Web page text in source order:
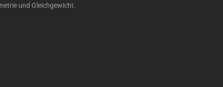
und Gleichgewicht.